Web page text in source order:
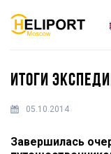
ИТОГИ
05.10.2014
Завершилась